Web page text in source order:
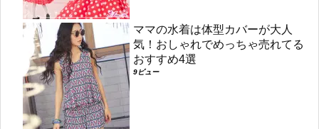
ママの水着は体型カバーが大人
気！おしゃれでめっちゃ売れてる
おすすめ4選
9ビュー